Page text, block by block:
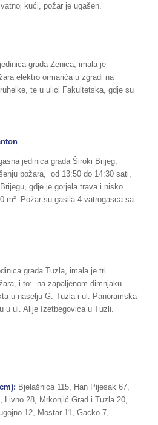
kući, požar je ugašen.
grada Zenica, imala je
elektro ormarića u zgradi na
te u ulici Fakultetska, gdje su
jedinica grada Široki Brijeg,
požara, od 13:50 do 14:30 sati,
gdje je gorjela trava i nisko
m². Požar su gasila 4 vatrogasca sa
grada Tuzla, imala je tri
i to: na zapaljenom dimnjaku
u naselju G. Tuzla i ul. Panoramska
u ul. Alije Izetbegovića u Tuzli.
Bjelašnica 115, Han Pijesak 67,
Livno 28, Mrkonjić Grad i Tuzla 20,
12, Mostar 11, Gacko 7,